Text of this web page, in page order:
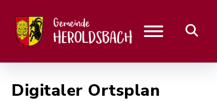
Digitaler Ortsplan